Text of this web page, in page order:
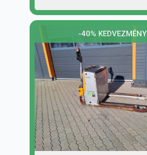
-40% KEDVEZMÉNY